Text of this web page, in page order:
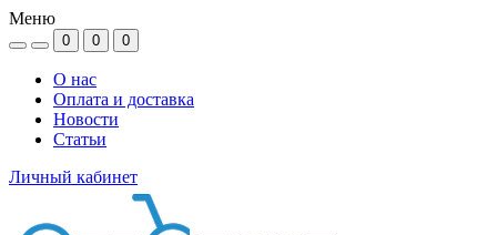
Меню
0 0 0
О нас
Оплата и доставка
Новости
Статьи
Личный кабинет